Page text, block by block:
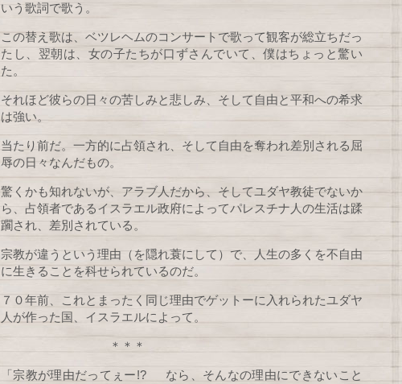
いう歌詞で歌う。
この替え歌は、ベツレヘムのコンサートで歌って観客が総立ちだっ
たし、翌朝は、女の子たちが口ずさんでいて、僕はちょっと驚い
た。
それほど彼らの日々の苦しみと悲しみ、そして自由と平和への希求
は強い。
当たり前だ。一方的に占領され、そして自由を奪われ差別される屈
辱の日々なんだもの。
驚くかも知れないが、アラブ人だから、そしてユダヤ教徒でないか
ら、占領者であるイスラエル政府によってパレスチナ人の生活は蹂
躙され、差別されている。
宗教が違うという理由（を隠れ蓑にして）で、人生の多くを不自由
に生きることを科せられているのだ。
７０年前、これとまったく同じ理由でゲットーに入れられたユダヤ
人が作った国、イスラエルによって。
＊＊＊
「宗教が理由だってぇー!? なら、そんなの理由にできないこと